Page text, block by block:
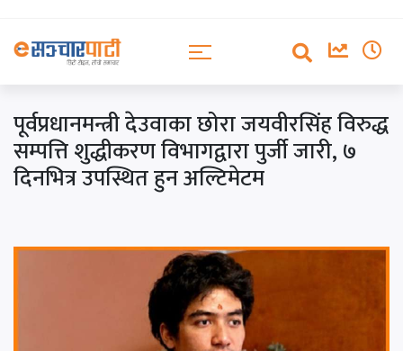
पूर्वप्रधानमन्त्री देउवाका छोरा जयवीरसिंह विरुद्ध
सम्पत्ति शुद्धीकरण विभागद्वारा पुर्जी जारी, ७
दिनभित्र उपस्थित हुन अल्टिमेटम